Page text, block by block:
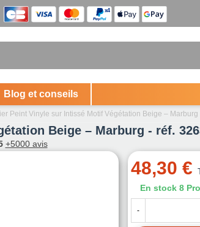
Blog et conseils
Peint Vinyle sur Intissé Motif Végétation Beige – Marburg
Beige – Marburg - réf.
+5000 avis
48,30 €
En stock 8
-